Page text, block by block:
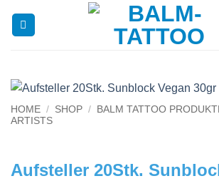
HOME / SHOP / BALM TATTOO
ARTISTS
Aufsteller 20Stk.